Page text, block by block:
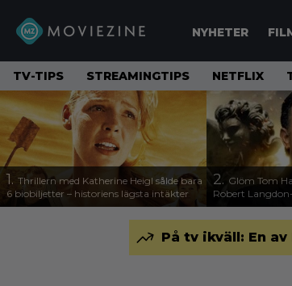
NYHETER
TV-TIPS STREAMINGTIPS NETFLIX
1. Thrillern med Katherine Heigl sålde bara
6 biobiljetter – historiens lägsta intäkter
2. Glöm Tom
Robert
På tv ikväll: En